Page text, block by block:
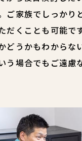
ご家族でしっかり
だくことも可能です
どうかもわからな
う場合でもご遠慮